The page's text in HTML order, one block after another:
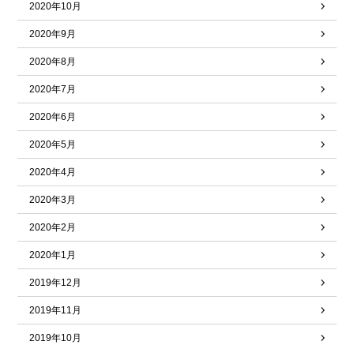
2020年10月
2020年9月
2020年8月
2020年7月
2020年6月
2020年5月
2020年4月
2020年3月
2020年2月
2020年1月
2019年12月
2019年11月
2019年10月